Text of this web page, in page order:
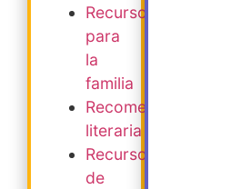
Recursos
para
la
familia
Recomendación
literaria
Recursos
de